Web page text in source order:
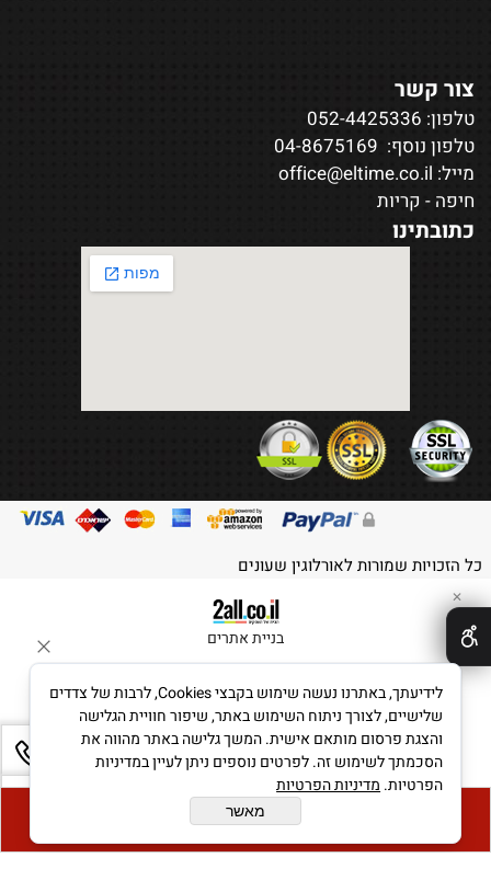
קנה עכשיו
צור קשר
טלפון: 052-4425336
טלפון נוסף: 04-8675169
מייל: office@eltime.co.il
חיפה - קריות
כתובתינו
כל הזכויות שמורות לאורלוגין שעונים
בניית אתרים
✕
לידיעתך, באתרנו נעשה שימוש בקבצי Cookies, לרבות של צדדים
שלישיים, לצורך ניתוח השימוש באתר, שיפור חוויית הגלישה
והצגת פרסום מותאם אישית. המשך גלישה באתר מהווה את
הסכמתך לשימוש זה. לפרטים נוספים ניתן לעיין במדיניות
הפרטיות. מדיניות הפרטיות
מאשר